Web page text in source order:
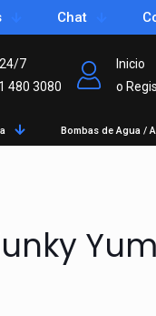
Chat
7
480 3080
Inicio
o
Bombas de Agua /